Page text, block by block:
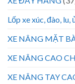
Lốp xe xúc, đào, lu,
XE NÂNG MẶT
XE NÂNG CAO
XE NÂNG TAY